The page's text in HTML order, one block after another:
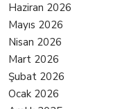
Haziran 2026
Mayıs 2026
Nisan 2026
Mart 2026
Şubat 2026
Ocak 2026